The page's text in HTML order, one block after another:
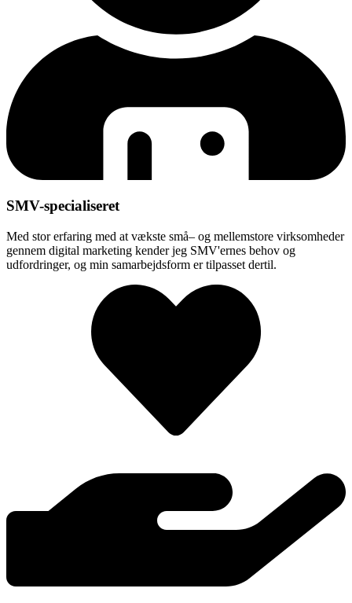
SMV-specialiseret
Med stor erfaring med at vækste små– og mellemstore virksomheder
gennem digital marketing kender jeg SMV'ernes behov og
udfordringer, og min samarbejdsform er tilpasset dertil.